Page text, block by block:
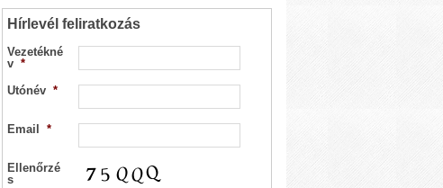
Hírlevél feliratkozás
Vezetékné
v *
Utónév *
Email *
Ellenőrzé
s